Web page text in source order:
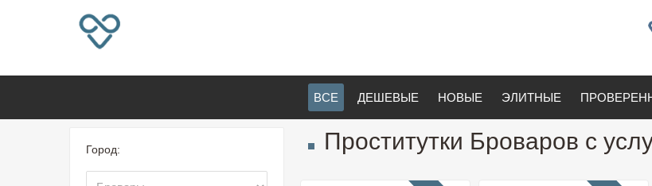
ВСЕ ДЕШЕВЫЕ НОВЫЕ ЭЛИТНЫЕ
Проститутки Броваров с
Город: